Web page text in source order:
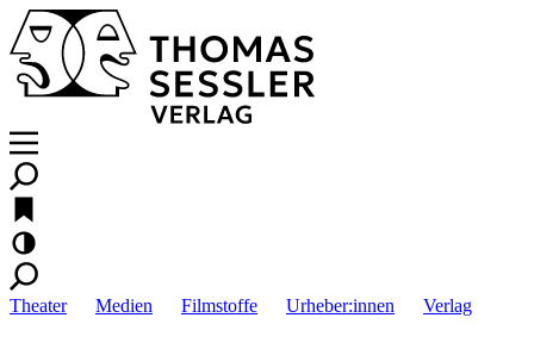
Theater Medien Filmstoffe Urheber:innen Verlag